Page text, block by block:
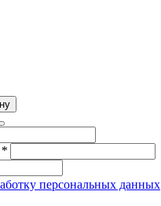
*
персональных данных